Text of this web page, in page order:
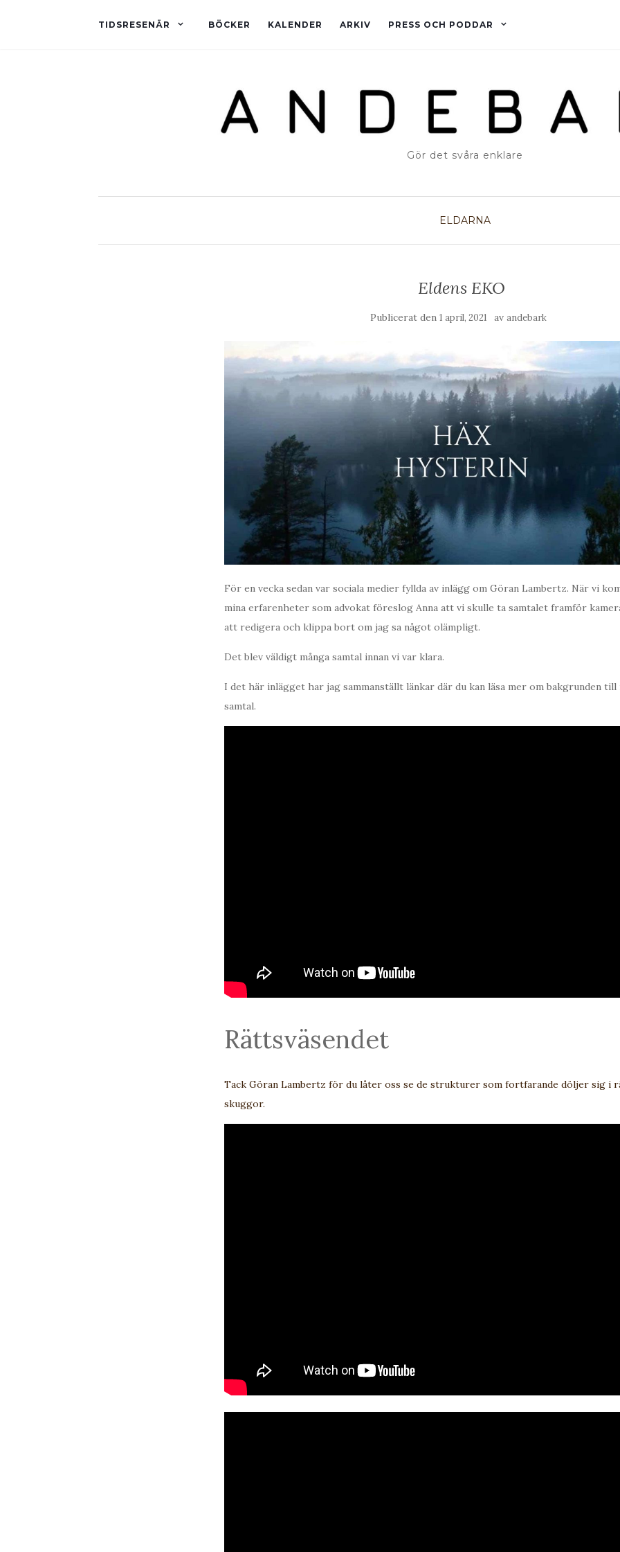
TIDSRESENÄR BÖCKER KALENDER ARKIV PRESS OCH PODDAR
Gör det svåra enklare
ELDARNA
Eldens EKO
Publicerat den 1 april, 2021 av andebark
För en vecka sedan var sociala medier fyllda av inlägg om Göran Lambertz. När vi
mina erfarenheter som advokat föreslog Anna att vi skulle ta samtalet framför
att redigera och klippa bort om jag sa något olämpligt.
Det blev väldigt många samtal innan vi var klara.
I det här inlägget har jag sammanställt länkar där du kan läsa mer om bakgrunden
samtal.
Rättsväsendet
Tack Göran Lambertz för du låter oss se de strukturer som fortfarande döljer sig i
skuggor.